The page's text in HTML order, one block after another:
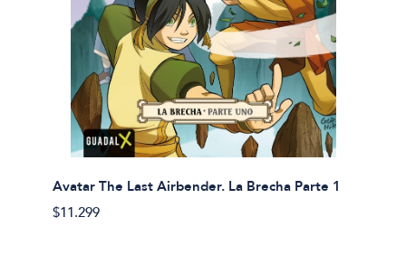
Avatar The Last Airbender. La Brecha Parte 1
$11.299